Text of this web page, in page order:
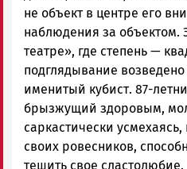
не объект в центре его
наблюдения за объектом.
театре», где степень —
подглядывание возведено
именитый кубист. 87-
брызжущий здоровым,
саркастически
своих ровесников,
тешить свое сластолюбие.